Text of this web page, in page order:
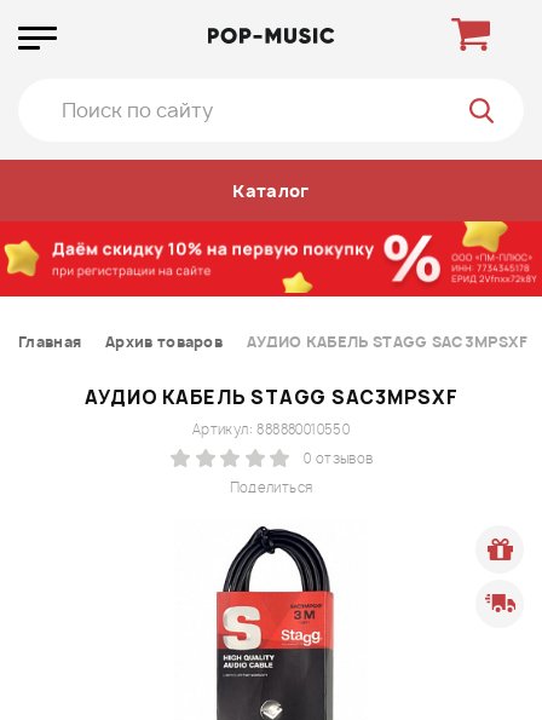
Каталог
Главная Архив товаров АУДИО КАБЕЛЬ STAGG SAC3MPSXF
АУДИО КАБЕЛЬ STAGG SAC3MPSXF
Поделиться
Артикул: 888880010550
0 отзывов